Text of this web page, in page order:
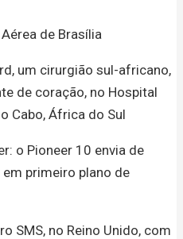
de Brasília
um cirurgião sul-africano,
de coração, no Hospital
Cabo, África do Sul
o Pioneer 10 envia de
primeiro plano de
SMS, no Reino Unido, com